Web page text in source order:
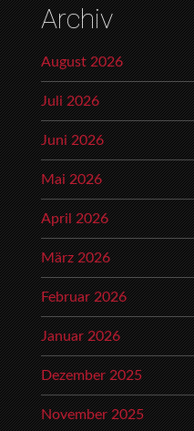
Archiv
August 2026
Juli 2026
Juni 2026
Mai 2026
April 2026
März 2026
Februar 2026
Januar 2026
Dezember 2025
November 2025